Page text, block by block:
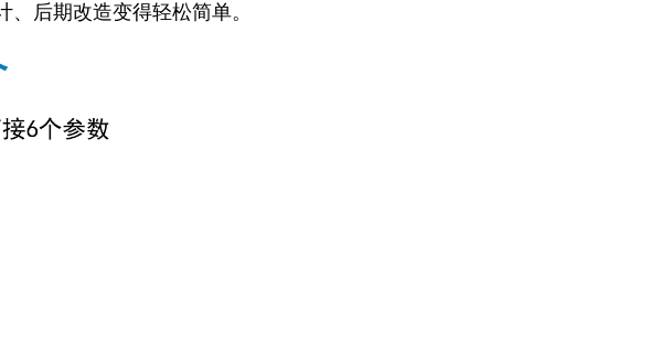
后期改造变得轻松简单。